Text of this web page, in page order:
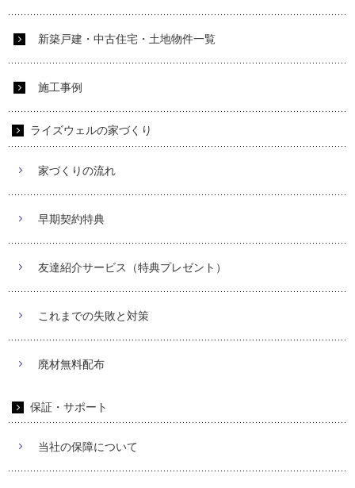
新築戸建・中古住宅・土地物件一覧
施工事例
ライズウェルの家づくり
家づくりの流れ
早期契約特典
友達紹介サービス（特典プレゼント）
これまでの失敗と対策
廃材無料配布
保証・サポート
当社の保障について